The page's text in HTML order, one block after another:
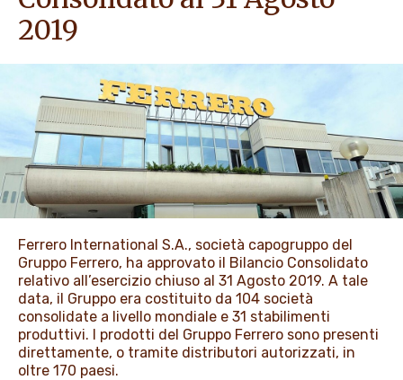
I NOSTRI PRODOTTI
LAVORA CON NOI
PROMOZIONI
NEWS & MEDIA
2019
Ferrero International S.A., società capogruppo del
Gruppo Ferrero, ha approvato il Bilancio Consolidato
relativo all’esercizio chiuso al 31 Agosto 2019. A tale
data, il Gruppo era costituito da 104 società
consolidate a livello mondiale e 31 stabilimenti
produttivi. I prodotti del Gruppo Ferrero sono presenti
direttamente, o tramite distributori autorizzati, in
oltre 170 paesi.